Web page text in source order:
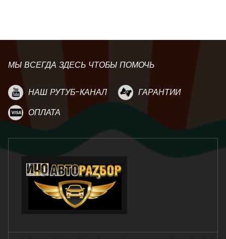
МЫ ВСЕГДА ЗДЕСЬ ЧТОБЫ ПОМОЧЬ
НАШ РУТУБ-КАНАЛ
ГАРАНТИИ
ОПЛАТА